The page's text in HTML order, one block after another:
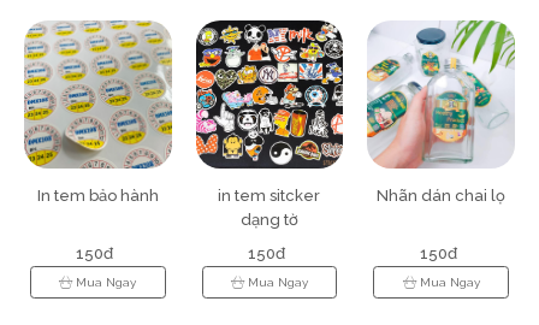
In tem bảo hành
150đ
Mua Ngay
in tem sitcker
dạng tờ
150đ
Mua Ngay
Nhãn dán chai lọ
150đ
Mua Ngay